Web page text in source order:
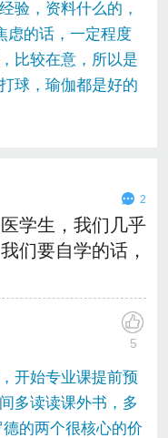
验，资料什么的，
虑的话，一定程度
比较在意，所以是
球，瑜伽都是好的
2
学生，我们几乎
们要自学的话，
5
开始专业课提前预
多读读课外书，多
的两个很核心的价